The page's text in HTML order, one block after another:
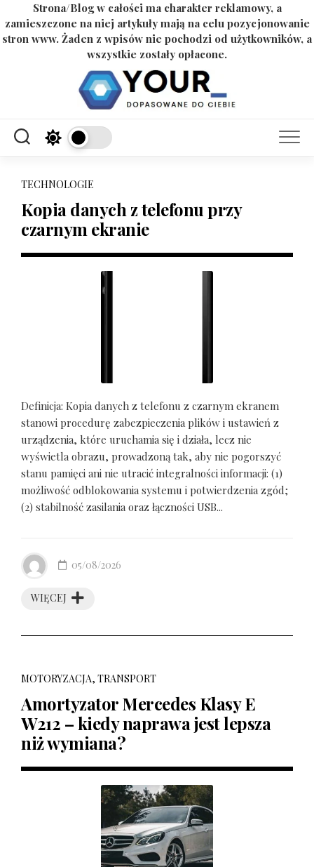
Strona/Blog w całości ma charakter reklamowy, a
zamieszczone na niej artykuły mają na celu pozycjonowanie
stron www. Żaden z wpisów nie pochodzi od użytkowników, a
wszystkie zostały opłacone.
TECHNOLOGIE
Kopia danych z telefonu przy
czarnym ekranie
Definicja: Kopia danych z telefonu z czarnym ekranem
stanowi procedurę zabezpieczenia plików i ustawień z
urządzenia, które uruchamia się i działa, lecz nie
wyświetla obrazu, prowadzoną tak, aby nie pogorszyć
stanu pamięci ani nie utracić integralności informacji: (1)
możliwość odblokowania systemu i potwierdzenia zgód;
(2) stabilność zasilania oraz łączności USB...
WIĘCEJ
05/08/2026
MOTORYZACJA, TRANSPORT
Amortyzator Mercedes Klasy E
W212 – kiedy naprawa jest lepsza
niż wymiana?